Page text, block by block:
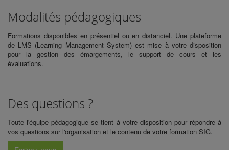
Modalités pédagogiques
Formations disponibles en présentiel ou en distanciel. Une plateforme
de LMS (Learning Management System) est mise à votre disposition
pour la gestion des émargements, le support de cours et les
évaluations.
Des questions ?
Toute l'équipe pédagogique se tient à votre disposition pour répondre à
vos questions sur l'organisation et le contenu de votre formation SIG.